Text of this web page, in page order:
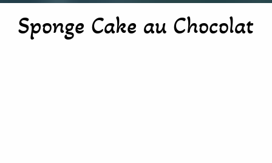
Sponge Cake au Chocolat